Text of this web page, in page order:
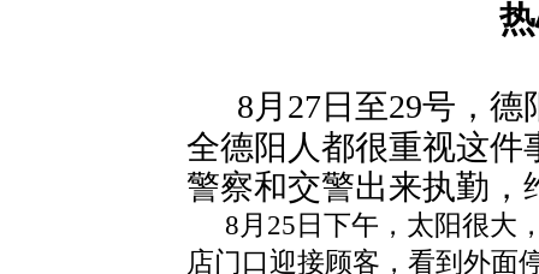
8月27日至29号，
全德阳人都很重视这件
警察和交警出来执勤，
8月25日下午，太阳很大
店门口迎接顾客，看到外面